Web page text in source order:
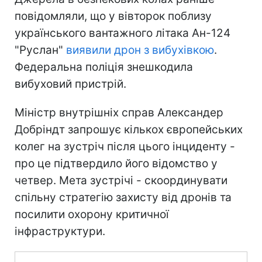
повідомляли, що у вівторок поблизу
українського вантажного літака Ан-124
"Руслан" виявили дрон з вибухівкою.
Федеральна поліція знешкодила
вибуховий пристрій.
Міністр внутрішніх справ Александер
Добріндт запрошує кількох європейських
колег на зустріч після цього інциденту -
про це підтвердило його відомство у
четвер. Мета зустрічі - скоординувати
спільну стратегію захисту від дронів та
посилити охорону критичної
інфраструктури.